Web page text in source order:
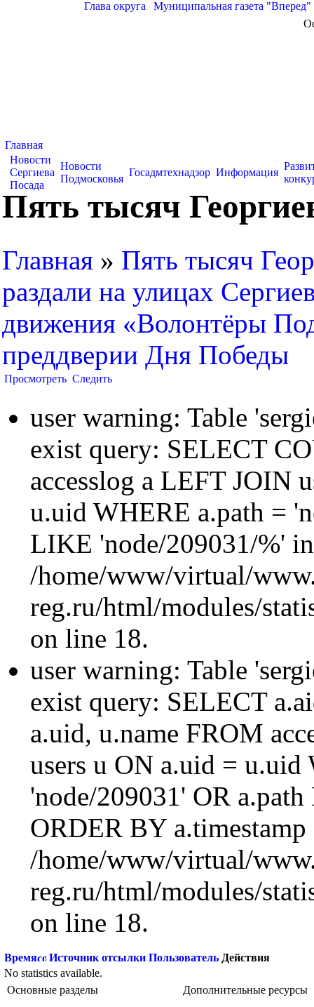
Глава округа Муниципальная газета "Вперед"
Главная
Новости
Сергиева
Посада
Новости
Подмосковья
Госадмтехнадзор Информация
Пять тысяч
Главная » Пять тысяч
раздали на улицах
движения «Волонтёры
преддверии Дня Победы
Просмотреть Следить
user warning: Table
exist query: SELECT
accesslog a LEFT JOIN
u.uid WHERE a.path =
LIKE 'node/209031/%' in
/home/www/virtual/
reg.ru/html/modules/
on line 18.
user warning: Table
exist query: SELECT
a.uid, u.name FROM
users u ON a.uid = u.uid
'node/209031' OR
ORDER BY
/home/www/virtual/
reg.ru/html/modules/
on line 18.
Время Источник отсылки Пользователь Действия
No statistics available.
Основные разделы
Дополнительные ресурсы